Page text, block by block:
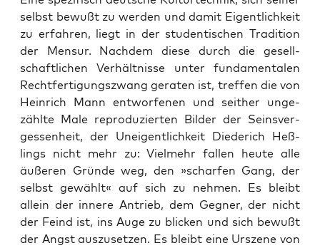
selbst bewußt zu wer­den und damit Eigent­lich­keit
zu erfah­ren, liegt in der stu­den­ti­schen Tra­di­ti­on
der Men­sur. Nach­dem die­se durch die gesell­
schaft­li­chen Ver­hält­nis­se unter fun­da­men­ta­len
Recht­fer­ti­gungs­zwang gera­ten ist, tref­fen die von
Hein­rich Mann ent­wor­fe­nen und seit­her unge­
zähl­te Male repro­du­zier­ten Bil­der der Seins­ver­
ges­sen­heit, der Unei­gent­lich­keit Diede­rich Heß­
lings nicht mehr zu: Viel­mehr fal­len heu­te alle
äuße­ren Grün­de weg, den »schar­fen Gang, der
selbst gewählt« auf sich zu neh­men. Es bleibt
allein der inne­re Antrieb, dem Geg­ner, der nicht
der Feind ist, ins Auge zu bli­cken und sich bewußt
der Angst aus­zu­set­zen. Es bleibt eine Ursze­ne von